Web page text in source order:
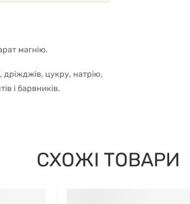
магнію.
дріжджів, цукру, натрію,
і барвників.
СХОЖІ ТОВАРИ